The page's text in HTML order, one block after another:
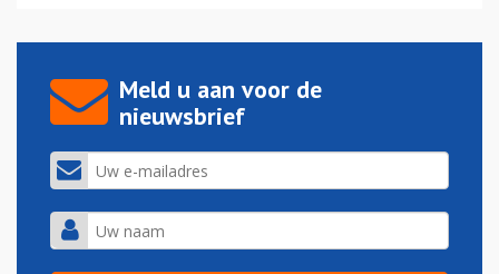
Meld u aan voor de
nieuwsbrief